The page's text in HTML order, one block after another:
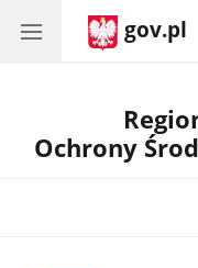
gov.pl
Ochrony